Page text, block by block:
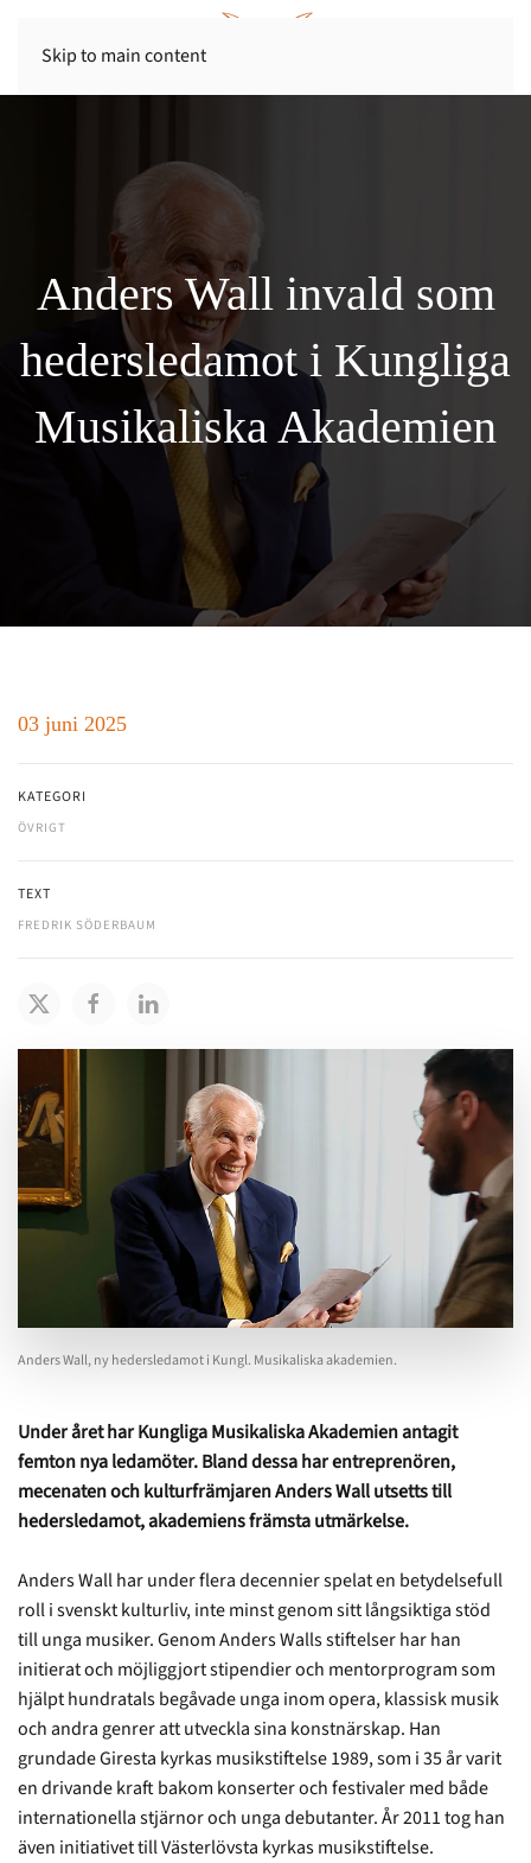
Skip to main content
Anders Wall invald som
hedersledamot i Kungliga
Musikaliska Akademien
Anders Wall, ny hedersledamot i Kungl. Musikaliska akademien.
Under året har Kungliga Musikaliska Akademien antagit
femton nya ledamöter. Bland dessa har entreprenören,
mecenaten och kulturfrämjaren Anders Wall utsetts till
hedersledamot, akademiens främsta utmärkelse.
Anders Wall har under flera decennier spelat en betydelsefull
roll i svenskt kulturliv, inte minst genom sitt långsiktiga stöd
till unga musiker. Genom Anders Walls stiftelser har han
initierat och möjliggjort stipendier och mentorprogram som
hjälpt hundratals begåvade unga inom opera, klassisk musik
och andra genrer att utveckla sina konstnärskap. Han
grundade Giresta kyrkas musikstiftelse 1989, som i 35 år varit
en drivande kraft bakom konserter och festivaler med både
internationella stjärnor och unga debutanter. År 2011 tog han
även initiativet till Västerlövsta kyrkas musikstiftelse.
03 juni 2025
KATEGORI
ÖVRIGT
TEXT
FREDRIK SÖDERBAUM